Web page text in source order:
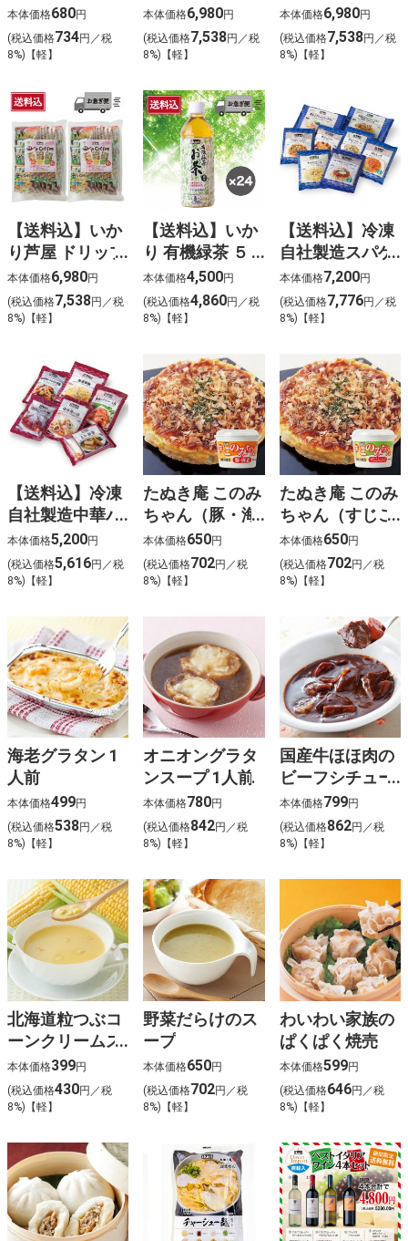
本体価格680円
(税込価格734円／税
8%)【軽】
コーヒーマイル
ドブレンド（30
袋入）×２
本体価格6,980円
(税込価格7,538円／税
8%)【軽】
コーヒーモカブ
レンド（30袋
入）×２
本体価格6,980円
(税込価格7,538円／税
8%)【軽】
【送料込】いか
り芦屋 ドリップ
コーヒー アソー
ト（28袋入）×
２
本体価格6,980円
(税込価格7,538円／税
8%)【軽】
【送料込】いか
り 有機緑茶 ５
００ｍｌ×２４
本体価格4,500円
(税込価格4,860円／税
8%)【軽】
【送料込】冷凍
自社製造スパゲ
ティ８食セット
本体価格7,200円
(税込価格7,776円／税
8%)【軽】
【送料込】冷凍
自社製造中華バ
ラエティセット
本体価格5,200円
(税込価格5,616円／税
8%)【軽】
たぬき庵 このみ
ちゃん（豚・海
老）1人前
本体価格650円
(税込価格702円／税
8%)【軽】
たぬき庵 このみ
ちゃん（すじこ
んにゃく）1人
前
本体価格650円
(税込価格702円／税
8%)【軽】
海老グラタン 1
人前
本体価格499円
(税込価格538円／税
8%)【軽】
オニオングラタ
ンスープ 1人前
本体価格780円
(税込価格842円／税
8%)【軽】
国産牛ほほ肉の
ビーフシチュー
1人前
本体価格799円
(税込価格862円／税
8%)【軽】
北海道粒つぶコ
ーンクリームス
ープ
本体価格399円
(税込価格430円／税
8%)【軽】
野菜だらけのス
ープ
本体価格650円
(税込価格702円／税
8%)【軽】
わいわい家族の
ぱくぱく焼売
本体価格599円
(税込価格646円／税
8%)【軽】